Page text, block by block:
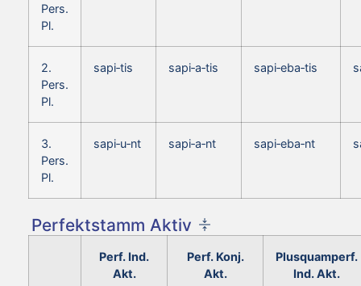
Pers.
Pl.
2.
Pers.
Pl.
sapi‑tis sapi‑a‑tis sapi‑eba‑tis
3.
Pers.
Pl.
sapi‑u‑nt sapi‑a‑nt sapi‑eba‑nt
Perfektstamm Aktiv
Perf. Ind.
Akt.
Perf. Konj.
Akt.
Plusquamperf.
Ind. Akt.